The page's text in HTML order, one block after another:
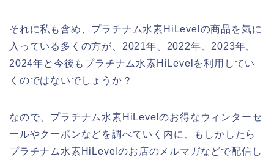
それに私も含め、プラチナム水素HiLevelの商品を気に
入っている多くの方が、2021年、2022年、2023年、
2024年と今後もプラチナム水素HiLevelを利用してい
くのではないでしょうか？
なので、プラチナム水素HiLevelのお得なウィンターセ
ールやクーポンなどを調べていく内に、もしかしたら
プラチナム水素HiLevelのお店のメルマガなどで配信し